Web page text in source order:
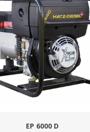
EP 6000 D